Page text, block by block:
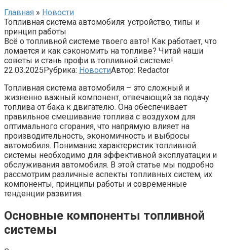
Главная » Новости
Топливная система автомобиля: устройство, типы и
принцип работы
Всё о топливной системе твоего авто! Как работает, что
ломается и как сэкономить на топливе? Читай наши
советы и стань профи в топливной системе!
22.03.2025Рубрика: НовостиАвтор: Redactor
Топливная система автомобиля – это сложный и
жизненно важный компонент‚ отвечающий за подачу
топлива от бака к двигателю. Она обеспечивает
правильное смешивание топлива с воздухом для
оптимального сгорания‚ что напрямую влияет на
производительность‚ экономичность и выбросы
автомобиля. Понимание характеристик топливной
системы необходимо для эффективной эксплуатации и
обслуживания автомобиля. В этой статье мы подробно
рассмотрим различные аспекты топливных систем‚ их
компоненты‚ принципы работы и современные
тенденции развития.
Основные компоненты топливной
системы